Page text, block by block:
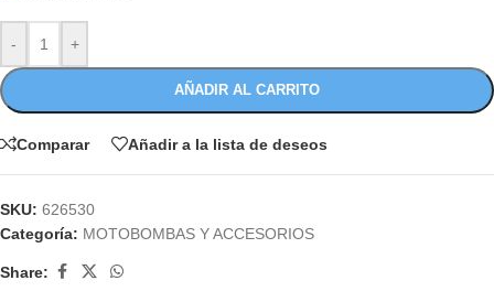
- +
AÑADIR AL CARRITO
Comparar Añadir a la lista de deseos
SKU: 626530
Categoría: MOTOBOMBAS Y ACCESORIOS
Share: